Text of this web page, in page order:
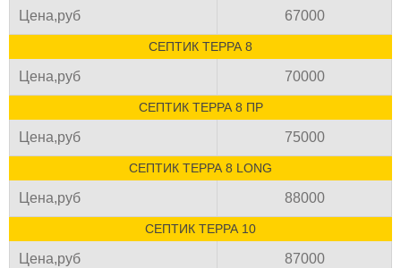
Цена,руб 67000
СЕПТИК ТЕРРА 8
Цена,руб 70000
СЕПТИК ТЕРРА 8 ПР
Цена,руб 75000
СЕПТИК ТЕРРА 8 LONG
Цена,руб 88000
СЕПТИК ТЕРРА 10
Цена,руб 87000